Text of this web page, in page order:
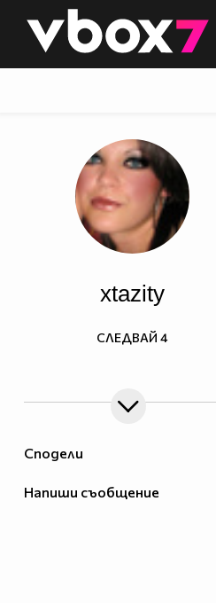
👾
Сподели
Напиши съобщение
xtazity
СЛЕДВАЙ 4